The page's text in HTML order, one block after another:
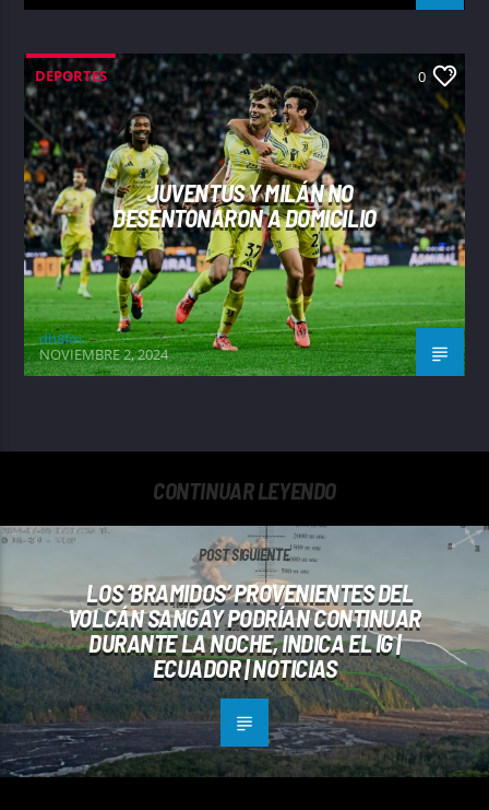
DEPORTES 0
JUVENTUS Y MILÁN NO
DESENTONARON A DOMICILIO
dh8fm
NOVIEMBRE 2, 2024
CONTINUAR LEYENDO
POST SIGUIENTE
LOS ‘BRAMIDOS’ PROVENIENTES DEL
VOLCÁN SANGAY PODRÍAN CONTINUAR
DURANTE LA NOCHE, INDICA EL IG |
ECUADOR | NOTICIAS